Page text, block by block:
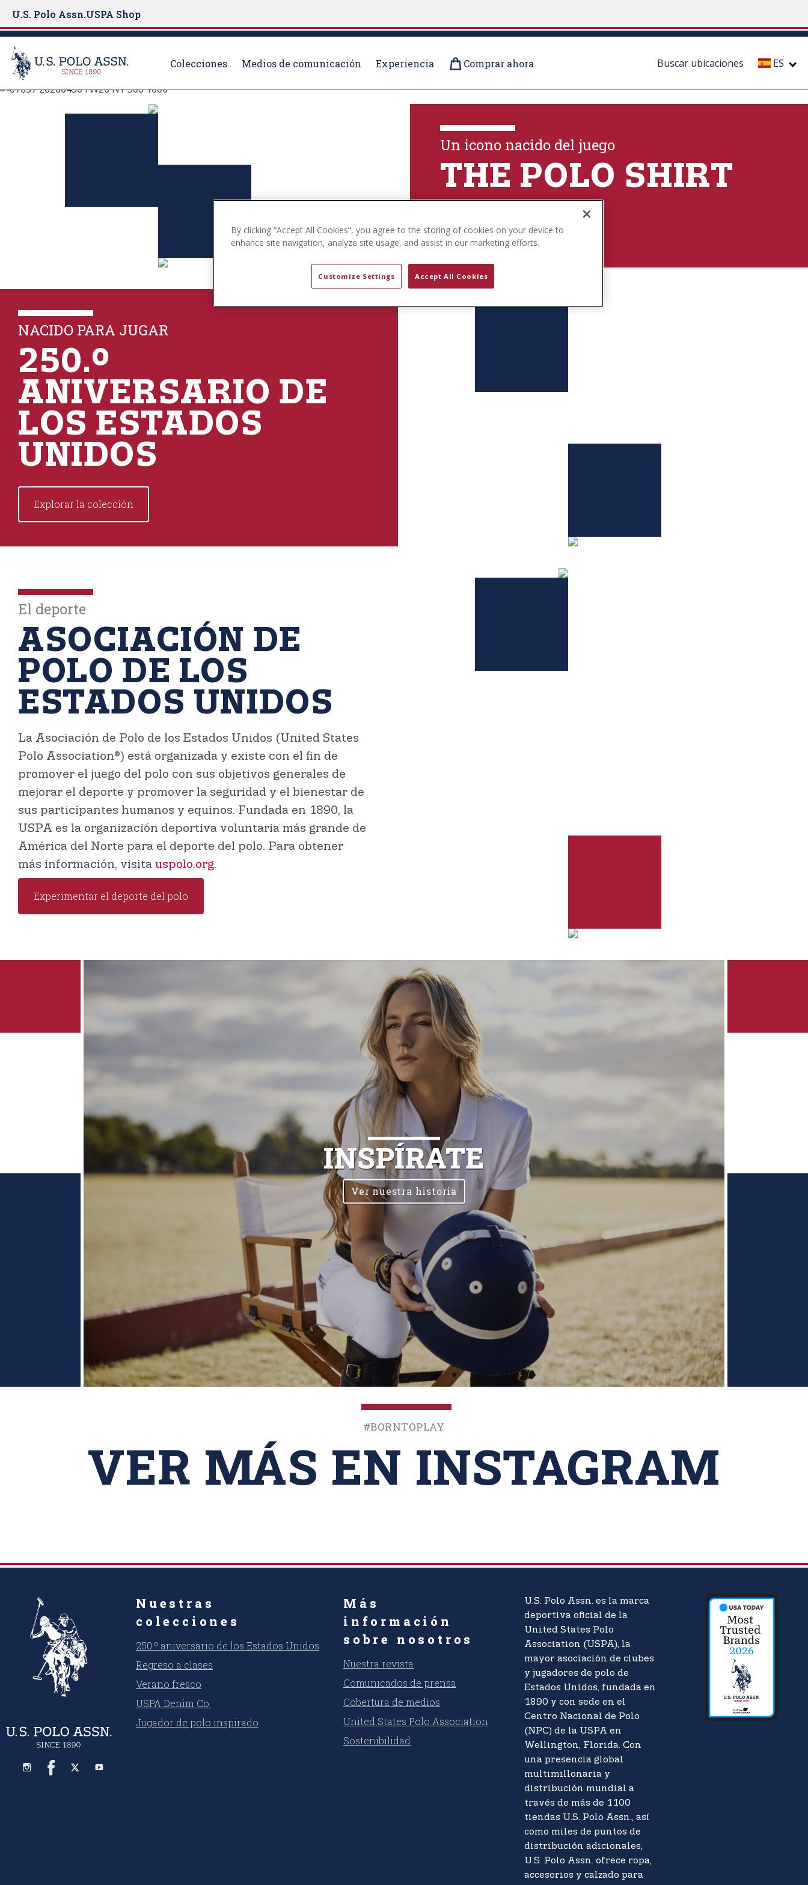
U.S. Polo Assn.USPA Shop
Colecciones Medios de comunicación Experiencia Comprar ahora Buscar ubicaciones ES
U.S. Polo Assn.
EXPLORA LAS COLECCIONES
Un icono nacido del juego
THE POLO SHIRT
Explora la colección
NACIDO PARA JUGAR
250.º
ANIVERSARIO DE
LOS ESTADOS
UNIDOS
Explorar la colección
El deporte
ASOCIACIÓN DE
POLO DE LOS
ESTADOS UNIDOS
La Asociación de Polo de los Estados Unidos (United States
Polo Association®) está organizada y existe con el fin de
promover el juego del polo con sus objetivos generales de
mejorar el deporte y promover la seguridad y el bienestar de
sus participantes humanos y equinos. Fundada en 1890, la
USPA es la organización deportiva voluntaria más grande de
América del Norte para el deporte del polo. Para obtener
más información, visita uspolo.org.
Experimentar el deporte del polo
INSPÍRATE
Ver nuestra historia
#BornToPlay
VER MÁS EN INSTAGRAM
Nuestras
colecciones
250.º aniversario de los Estados Unidos
Regreso a clases
Verano fresco
USPA Denim Co.
Jugador de polo inspirado
Más
información
sobre nosotros
Nuestra revista
Comunicados de prensa
Cobertura de medios
United States Polo Association
Sostenibilidad
U.S. Polo Assn. es la marca
deportiva oficial de la
United States Polo
Association (USPA), la
mayor asociación de clubes
y jugadores de polo de
Estados Unidos, fundada en
1890 y con sede en el
Centro Nacional de Polo
(NPC) de la USPA en
Wellington, Florida. Con
una presencia global
multimillonaria y
distribución mundial a
través de más de 1100
tiendas U.S. Polo Assn., así
como miles de puntos de
distribución adicionales,
U.S. Polo Assn. ofrece ropa,
accesorios y calzado para
By clicking “Accept All Cookies”, you agree to the storing of cookies on your device to
enhance site navigation, analyze site usage, and assist in our marketing efforts.
Customize Settings Accept All Cookies